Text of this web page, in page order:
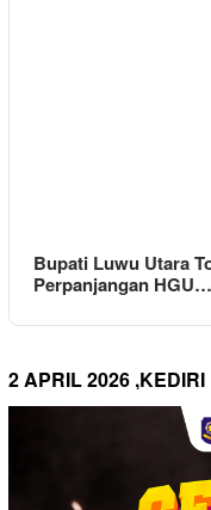
Bupati Luwu Utara
Perpanjangan HGU…
2 APRIL 2026